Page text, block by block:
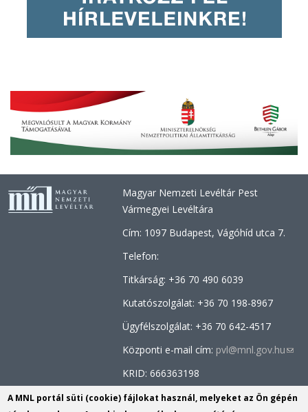
Magyar Nemzeti Levéltár Pest
Vármegyei Levéltára
Cím: 1097 Budapest, Vágóhíd utca 7.
Telefon:
Titkárság: +36 70 490 6039
Kutatószolgálat: +36 70 198-8967
Ügyfélszolgálat: +36 70642-4517
Központi e-mail cím: pvl@mnl.gov.hu(link
e-
mail)
KRID: 666363198
Facebook oldal: MNL Pest Megyei
A MNL portál süti (cookie) fájlokat használ, melyeket az Ön gépén